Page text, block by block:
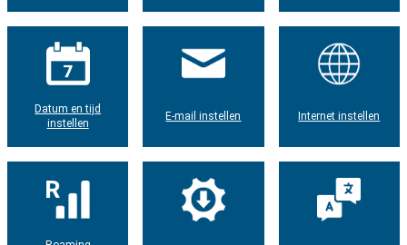
Datum en tijd
instellen
E-mail instellen Internet instellen